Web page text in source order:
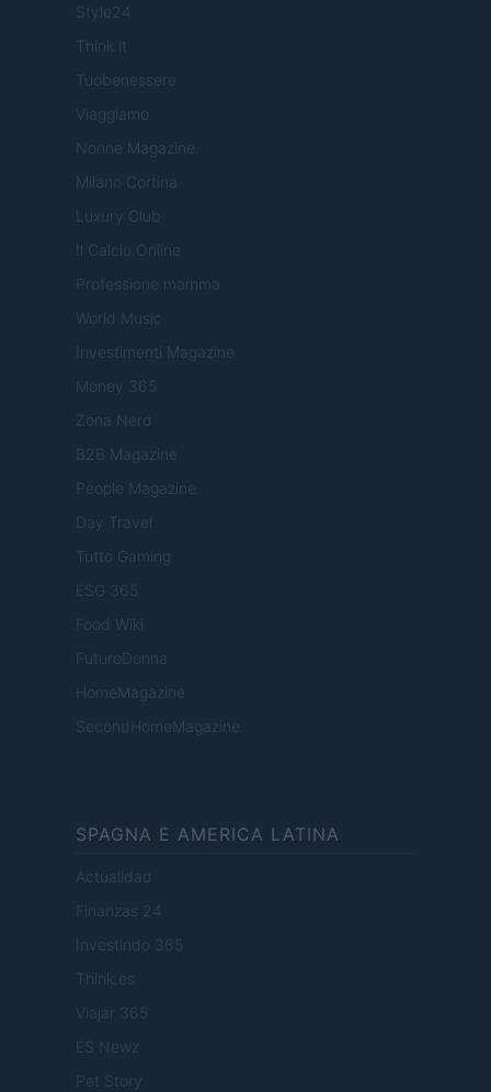
Style24
Think.it
Tuobenessere
Viaggiamo
Nonne Magazine
Milano Cortina
Luxury Club
Il Calcio Online
Professione mamma
World Music
Investimenti Magazine
Money 365
Zona Nerd
B2B Magazine
People Magazine
Day Travel
Tutto Gaming
ESG 365
Food Wiki
FuturoDonna
HomeMagazine
SecondHomeMagazine
SPAGNA E AMERICA LATINA
Actualidad
Finanzas 24
Investindo 365
Think.es
Viajar 365
ES Newz
Pet Story